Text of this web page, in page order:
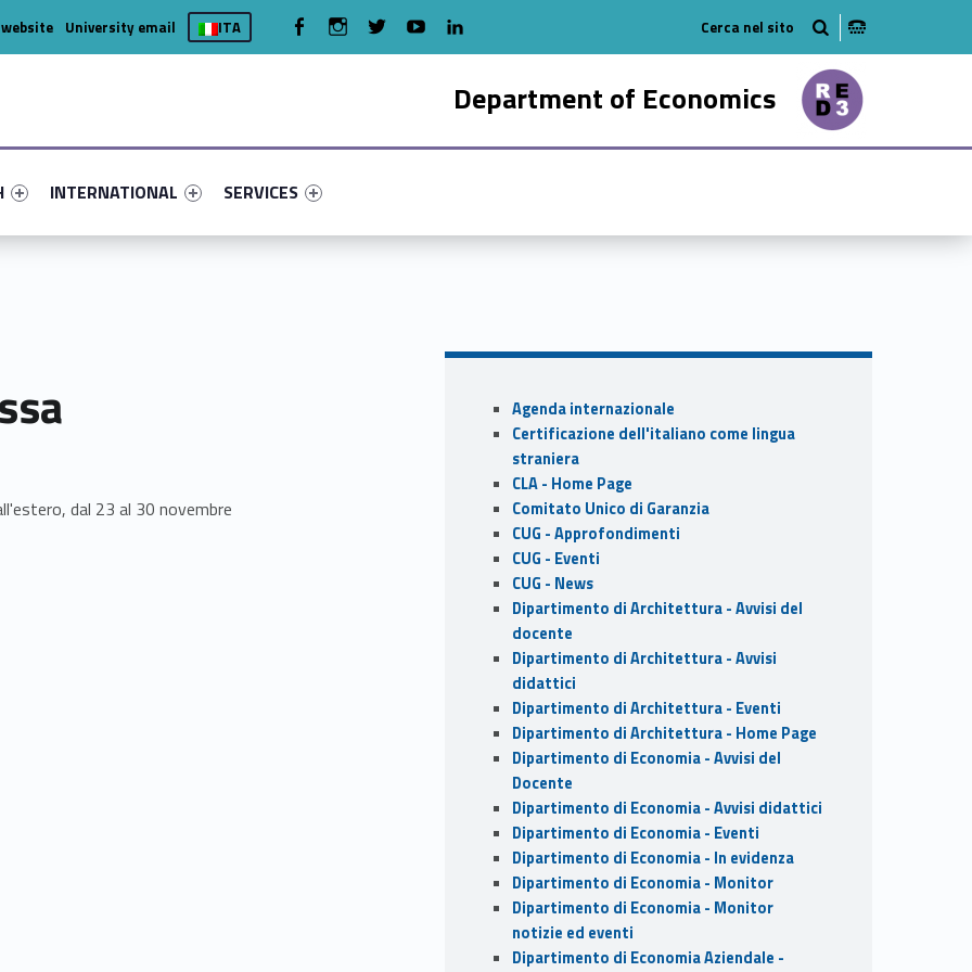
Department of Economics
68499-4
#link-menu-primary-67714-7
Link identifier #link-menu-primary-39367-15
INTERNATIONAL
Link identifier #link-menu-primary-37548-21
SERVICES
University email ITA WebMan on FacebookWebMan on InstagramWebMan on TwitterWebMan on Youtube
dal 23 al 30 novembre
Sidebar
Agenda internazionale
Certificazione dell'italiano come lingua
straniera
CLA - Home Page
Comitato Unico di Garanzia
CUG - Approfondimenti
CUG - Eventi
CUG - News
Dipartimento di Architettura - Avvisi del
docente
Dipartimento di Architettura - Avvisi
didattici
Dipartimento di Architettura - Eventi
Dipartimento di Architettura - Home Page
Dipartimento di Economia - Avvisi del
Docente
Dipartimento di Economia - Avvisi didattici
Dipartimento di Economia - Eventi
Dipartimento di Economia - In evidenza
Dipartimento di Economia - Monitor
Dipartimento di Economia - Monitor
notizie ed eventi
Dipartimento di Economia Aziendale -